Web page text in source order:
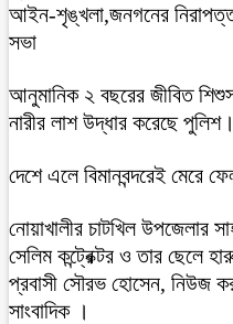
আইন-শৃঙ্খলা,জনগনের
সভা
আনুমানিক ২ বছরের জীবিত
নারীর লাশ উদ্ধার করেছে পুলিশ।
দেশে এলে বিমানবন্দরেই মেরে
নোয়াখালীর চাটখিল উপজেলার
সেলিম কন্ট্রেক্টর ও তার ছেলে
প্রবাসী সৌরভ হোসেন, নিউজ
সাংবাদিক ।